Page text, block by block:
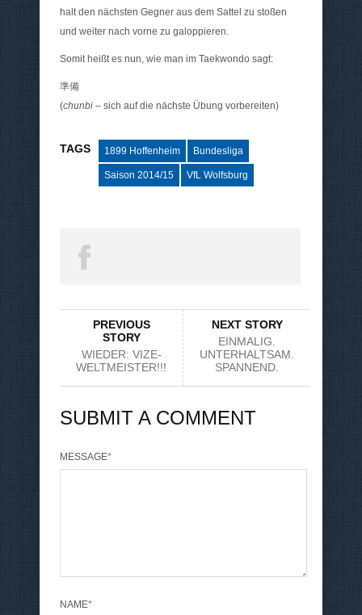
halt den nächsten Gegner aus dem Sattel zu stoßen
und weiter nach vorne zu galoppieren.
Somit heißt es nun, wie man im Taekwondo sagt:
準備
(chunbi – sich auf die nächste Übung vorbereiten)
TAGS 1899 Hoffenheim Bundesliga
Saison 2014/15 VfL Wolfsburg
PREVIOUS
STORY
WIEDER: VIZE-
WELTMEISTER!!!
NEXT STORY
EINMALIG.
UNTERHALTSAM.
SPANNEND.
SUBMIT A COMMENT
MESSAGE*
NAME*